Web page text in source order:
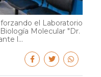
el Laboratorio
Molecular "Dr.
l...